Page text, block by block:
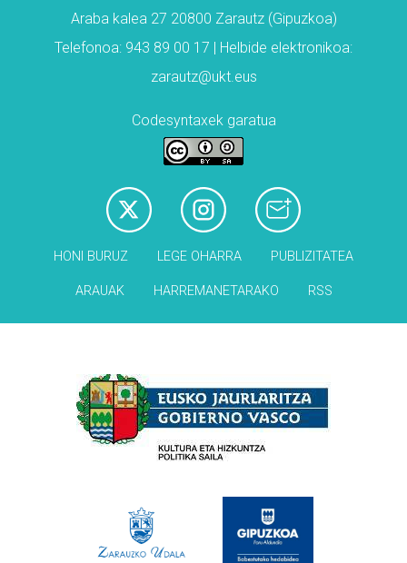
Araba kalea 27 20800 Zarautz (Gipuzkoa)
Telefonoa: 943 89 00 17 | Helbide elektronikoa:
zarautz@ukt.eus
Codesyntaxek garatua
HONI BURUZ LEGE OHARRA PUBLIZITATEA
ARAUAK HARREMANETARAKO RSS